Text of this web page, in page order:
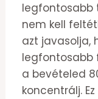
legfontosabb
nem kell
azt javasolja,
legfontosabb
a bevételed
koncentrálj.